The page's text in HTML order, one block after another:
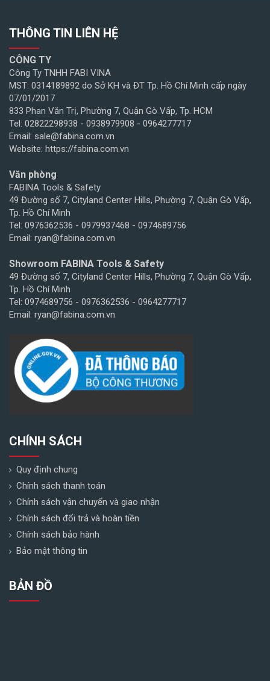
THÔNG TIN LIÊN HỆ
CÔNG TY
Công Ty TNHH FABI VINA
MST: 0314189892 do Sở KH và ĐT Tp. Hồ Chí Minh cấp ngày
07/01/2017
833 Phan Văn Trị, Phường 7, Quận Gò Vấp, Tp. HCM
Tel: 02822298938 - 0938979908 - 0964277717
Email: sale@fabina.com.vn
Website: https://fabina.com.vn
Văn phòng
FABINA Tools & Safety
49 Đường số 7, Cityland Center Hills, Phường 7, Quận Gò Vấp,
Tp. Hồ Chí Minh
Tel: 0976362536 - 0979937468 - 0974689756
Email: ryan@fabina.com.vn
Showroom FABINA Tools & Safety
49 Đường số 7, Cityland Center Hills, Phường 7, Quận Gò Vấp,
Tp. Hồ Chí Minh
Tel: 0974689756 - 0976362536 - 0964277717
Email: ryan@fabina.com.vn
CHÍNH SÁCH
Quy định chung
Chính sách thanh toán
Chính sách vận chuyển và giao nhận
Chính sách đổi trả và hoàn tiền
Chính sách bảo hành
Bảo mật thông tin
BẢN ĐỒ